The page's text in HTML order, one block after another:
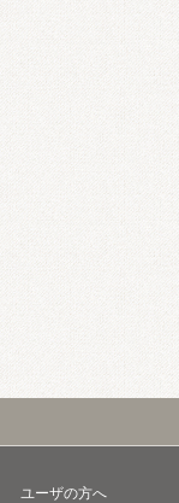
ユーザの方へ